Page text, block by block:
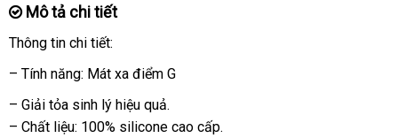
Mô tả chi tiết
Thông tin chi tiết:
– Tính năng: Mát xa điểm G
– Giải tỏa sinh lý hiệu quả.
– Chất liệu: 100% silicone cao cấp.